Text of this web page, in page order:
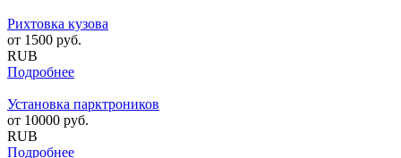
Рихтовка кузова
от 1500 руб.
RUB
Подробнее
Установка парктроников
от 10000 руб.
RUB
Подробнее